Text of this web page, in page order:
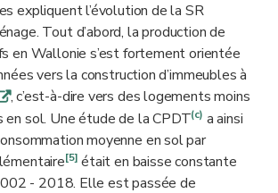
expliquent l’évolution de la SR
Tout d’abord, la production de
en Wallonie s’est fortement orientée
vers la construction d’immeubles à
, c’est-à-dire vers des logements moins
en sol. Une étude de la CPDT(c) a ainsi
moyenne en sol par
[5] était en baisse constante
- 2018. Elle est passée de